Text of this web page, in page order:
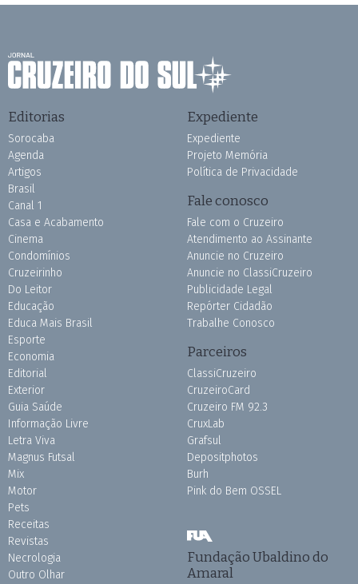
Editorias
Sorocaba
Agenda
Artigos
Brasil
Canal 1
Casa e Acabamento
Cinema
Condomínios
Cruzeirinho
Do Leitor
Educação
Educa Mais Brasil
Esporte
Economia
Editorial
Exterior
Guia Saúde
Informação Livre
Letra Viva
Magnus Futsal
Mix
Motor
Pets
Receitas
Revistas
Necrologia
Outro Olhar
Expediente
Expediente
Projeto Memória
Política de Privacidade
Fale conosco
Fale com o Cruzeiro
Atendimento ao Assinante
Anuncie no Cruzeiro
Anuncie no ClassiCruzeiro
Publicidade Legal
Repórter Cidadão
Trabalhe Conosco
Parceiros
ClassiCruzeiro
CruzeiroCard
Cruzeiro FM 92.3
CruxLab
Grafsul
Depositphotos
Burh
Pink do Bem OSSEL
Fundação Ubaldino do
Amaral